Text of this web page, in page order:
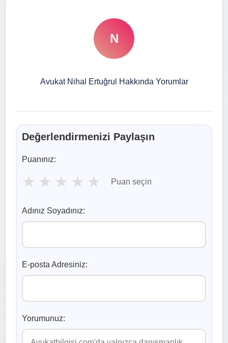
N
Avukat Nihal Ertuğrul Hakkında Yorumlar
Değerlendirmenizi Paylaşın
Puanınız:
★ ★ ★ ★ ★ Puan seçin
Adınız Soyadınız:
E-posta Adresiniz:
Yorumunuz: